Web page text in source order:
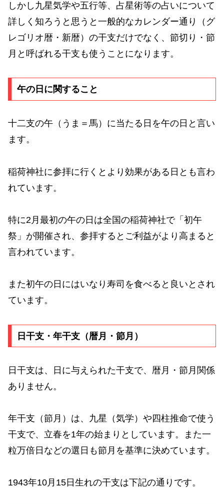
しかし九星気学や五行等、占星術等の占いについて
詳しく知ろうと思うと一般的なカレンダー通り（グ
レゴリオ暦・新暦）の干支だけでなく、節切り・節
月と呼ばれる干支も使うことになります。
午の日に関すること
十二支の午（うま＝馬）に当たる日を午の日と言い
ます。
稲荷神社に参拝に行くとより効果がある日とも言わ
れています。
特に2月最初の午の日は全国の稲荷神社で「初午
祭」が開催され、参拝するとご利益がより高まると
言われています。
また初午の日にはいなり寿司を食べると良いとされ
ています。
日干支・年干支（暦月・節月）
日干支は、日に与えられた干支で、暦月・節月関係
ありません。
年干支（節月）は、九星（気学）や四柱推命で使う
干支で、立春を1年の始まりとしています。また一
粒万倍日などの選日も節月を基準に決めています。
1943年10月15日生れの干支は下記の通りです。